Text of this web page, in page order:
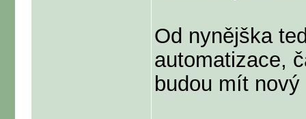
Od nynějška
automatizace,
budou mít